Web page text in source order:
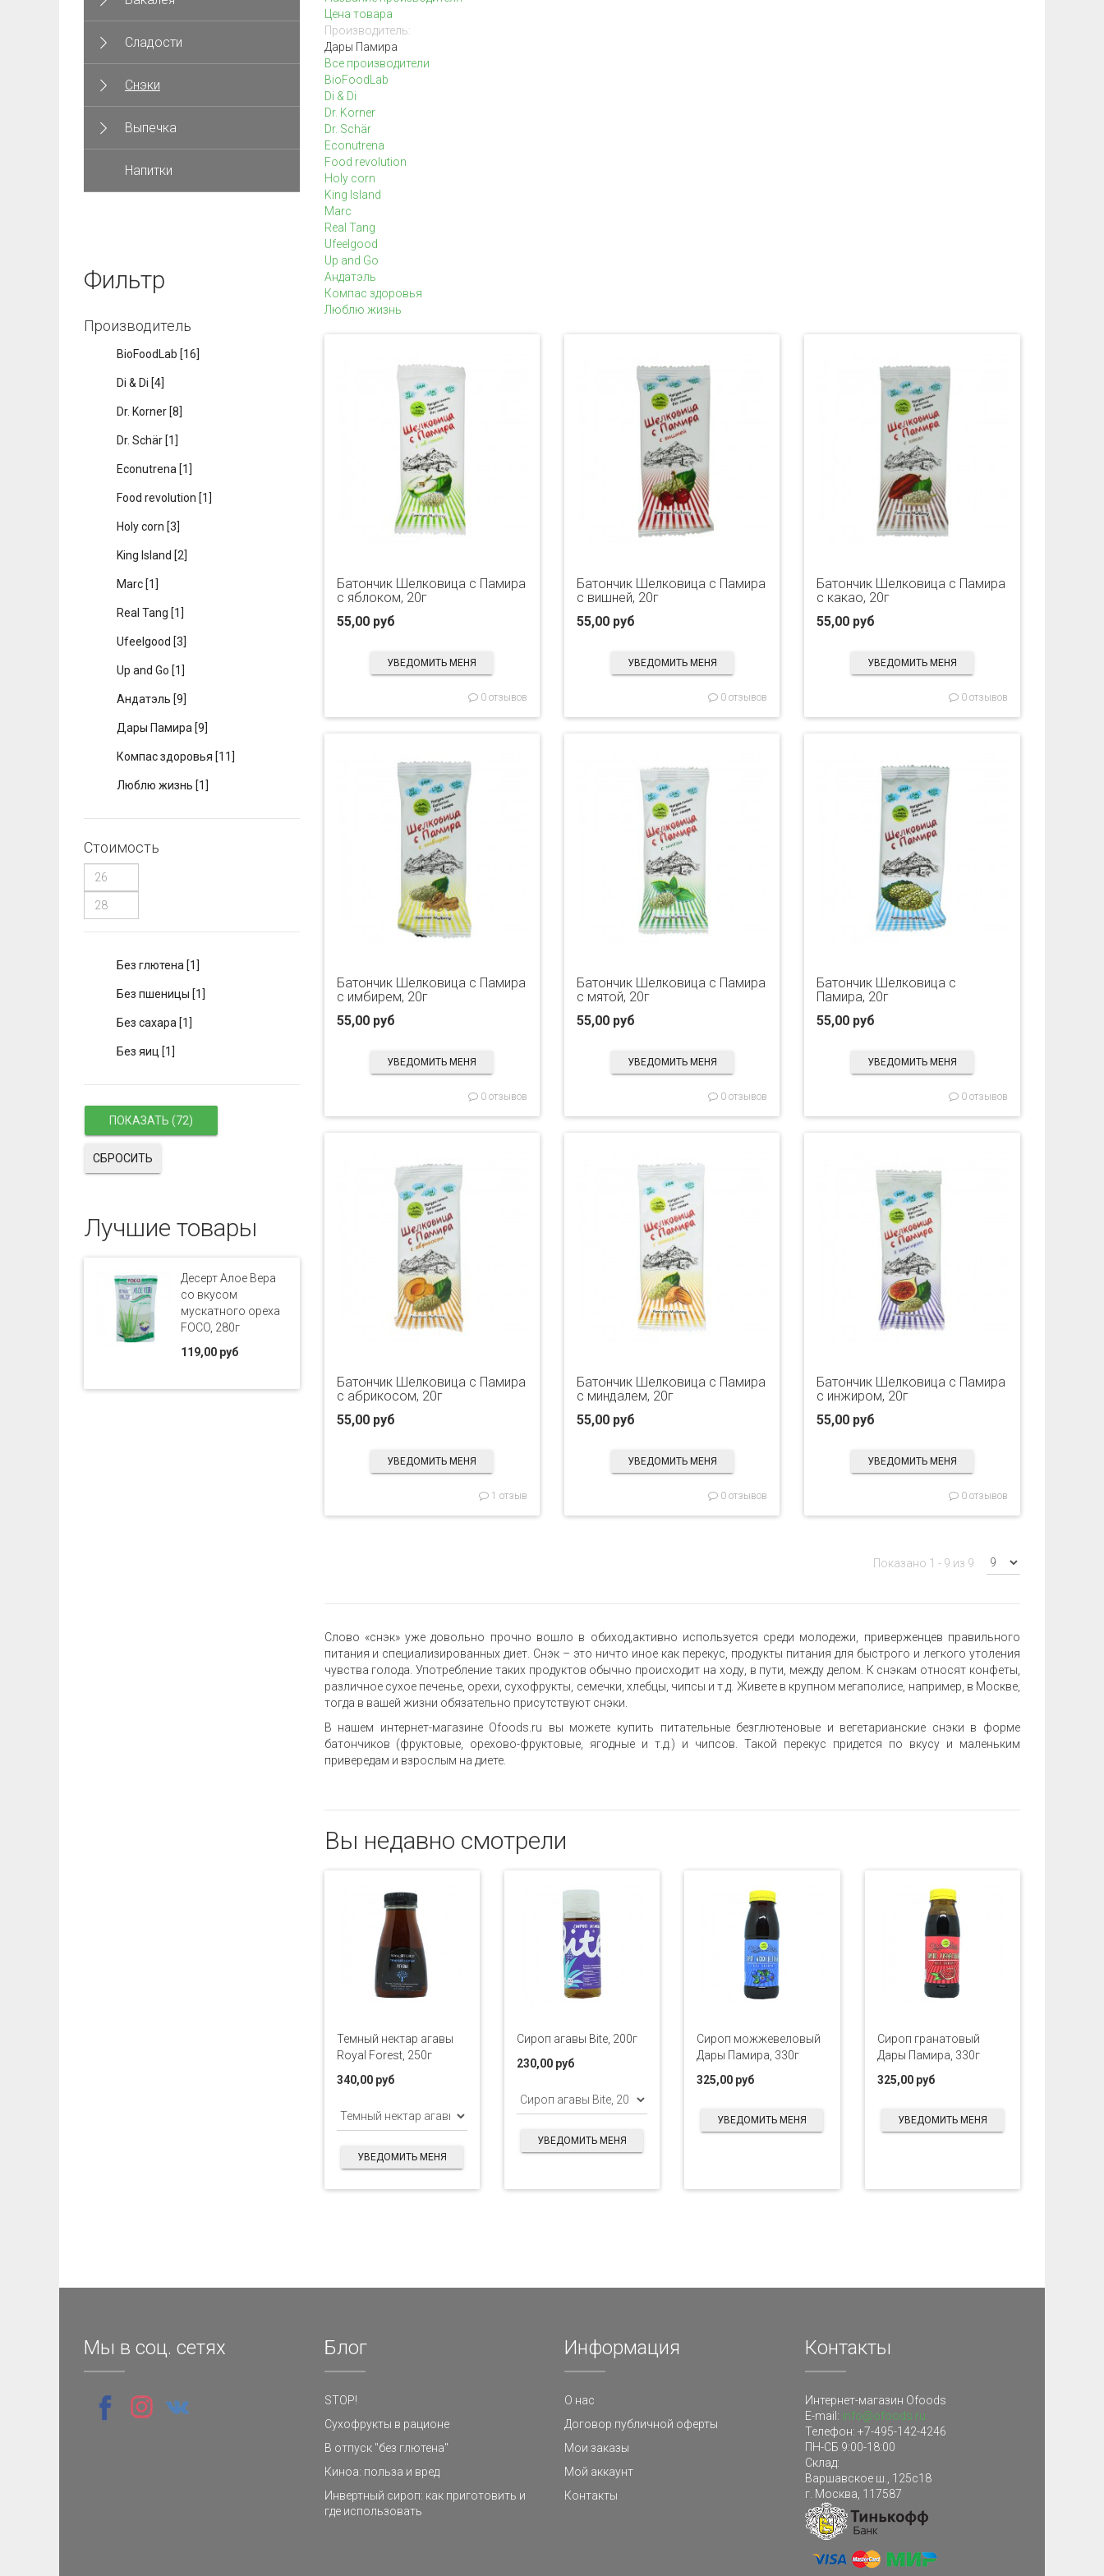
Цена товара
Производитель:
Дары Памира
Все производители
BioFoodLab
Di & Di
Dr. Korner
Dr. Schär
Econutrena
Food revolution
Holy corn
King Island
Marc
Real Tang
Ufeelgood
Up and Go
Андатэль
Компас здоровья
Люблю жизнь
Батончик Шелковица с Памира
с яблоком, 20г
55,00 руб
УВЕДОМИТЬ МЕНЯ
0 отзывов
Батончик Шелковица с Памира
с вишней, 20г
55,00 руб
УВЕДОМИТЬ МЕНЯ
0 отзывов
Батончик Шелковица с Памира
с какао, 20г
55,00 руб
УВЕДОМИТЬ МЕНЯ
0 отзывов
Батончик Шелковица с Памира
с имбирем, 20г
55,00 руб
УВЕДОМИТЬ МЕНЯ
0 отзывов
Батончик Шелковица с Памира
с мятой, 20г
55,00 руб
УВЕДОМИТЬ МЕНЯ
0 отзывов
Батончик Шелковица с
Памира, 20г
55,00 руб
УВЕДОМИТЬ МЕНЯ
0 отзывов
Батончик Шелковица с Памира
с абрикосом, 20г
55,00 руб
УВЕДОМИТЬ МЕНЯ
1 отзыв
Батончик Шелковица с Памира
с миндалем, 20г
55,00 руб
УВЕДОМИТЬ МЕНЯ
0 отзывов
Батончик Шелковица с Памира
с инжиром, 20г
55,00 руб
УВЕДОМИТЬ МЕНЯ
0 отзывов
Показано 1 - 9 из 9
Слово «снэк» уже довольно прочно вошло в обиход,активно используется среди молодежи, приверженцев правильного
питания и специализированных диет. Снэк – это ничто иное как перекус, продукты питания для быстрого и легкого утоления
чувства голода. Употребление таких продуктов обычно происходит на ходу, в пути, между делом. К снэкам относят конфеты,
различное сухое печенье, орехи, сухофрукты, семечки, хлебцы, чипсы и т.д. Живете в крупном мегаполисе, например, в Москве,
тогда в вашей жизни обязательно присутствуют снэки.
В нашем интернет-магазине Ofoods.ru вы можете купить питательные безглютеновые и вегетарианские снэки в форме
батончиков (фруктовые, орехово-фруктовые, ягодные и т.д.) и чипсов. Такой перекус придется по вкусу и маленьким
привередам и взрослым на диете.
Вы недавно смотрели
Темный нектар агавы
Royal Forest, 250г
340,00 руб
УВЕДОМИТЬ МЕНЯ
Сироп агавы Bite, 200г
230,00 руб
УВЕДОМИТЬ МЕНЯ
Сироп можжевеловый
Дары Памира, 330г
325,00 руб
УВЕДОМИТЬ МЕНЯ
Сироп гранатовый
Дары Памира, 330г
325,00 руб
УВЕДОМИТЬ МЕНЯ
Сладости
Снэки
Выпечка
Напитки
Фильтр
Производитель
BioFoodLab [16]
Di & Di [4]
Dr. Korner [8]
Dr. Schär [1]
Econutrena [1]
Food revolution [1]
Holy corn [3]
King Island [2]
Marc [1]
Real Tang [1]
Ufeelgood [3]
Up and Go [1]
Андатэль [9]
Дары Памира [9]
Компас здоровья [11]
Люблю жизнь [1]
Стоимость
Без глютена [1]
Без пшеницы [1]
Без сахара [1]
Без яиц [1]
СБРОСИТЬ
Лучшие товары
Десерт Алое Вера
со вкусом
мускатного ореха
FOCO, 280г
119,00 руб
Мы в соц. сетях Блог
STOP!
Сухофрукты в рационе
В отпуск "без глютена"
Киноа: польза и вред
Инвертный сироп: как приготовить и
где использовать
Информация
О нас
Договор публичной оферты
Мои заказы
Мой аккаунт
Контакты
Контакты
Интернет-магазин Ofoods
E-mail: info@ofoods.ru
Телефон: +7-495-142-4246
ПН-СБ 9:00-18:00
Склад:
Варшавское ш., 125с18
г. Москва 117587